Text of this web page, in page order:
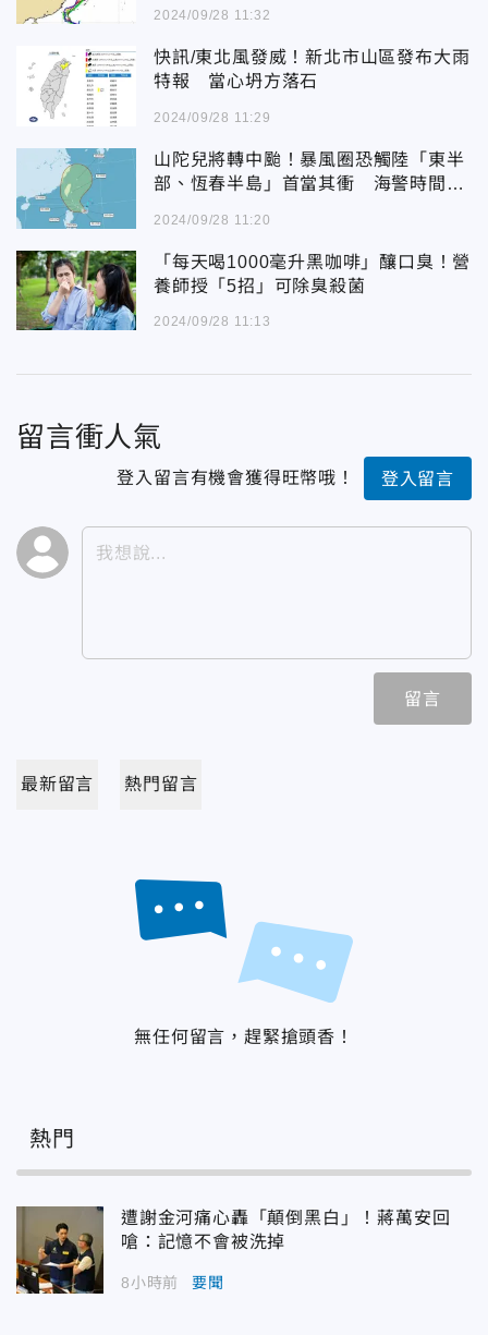
2024/09/28 11:32
快訊/東北風發威！新北市山區發布大雨
特報 當心坍方落石
2024/09/28 11:29
山陀兒將轉中颱！暴風圈恐觸陸「東半
部、恆春半島」首當其衝 海警時間點
2024/09/28 11:20
「每天喝1000毫升黑咖啡」釀口臭！營
養師授「5招」可除臭殺菌
2024/09/28 11:13
留言衝人氣
登入留言有機會獲得旺幣哦！ 登入留言
留言
最新留言 熱門留言
無任何留言，趕緊搶頭香！
熱門
遭謝金河痛心轟「顛倒黑白」！蔣萬安回
嗆：記憶不會被洗掉
8小時前 要聞